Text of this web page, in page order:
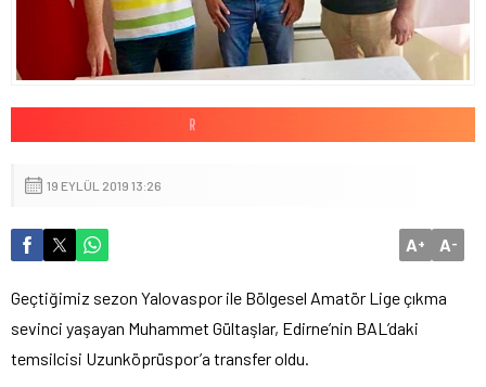
19 EYLÜL 2019 13:26
A+ A-
Geçtiğimiz sezon Yalovaspor ile Bölgesel Amatör Lige çıkma
sevinci yaşayan Muhammet Gültaşlar, Edirne’nin BAL’daki
temsilcisi Uzunköprüspor’a transfer oldu.